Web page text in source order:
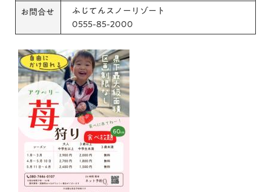
お問合せ
ふじてんスノーリゾート
0555-85-2000